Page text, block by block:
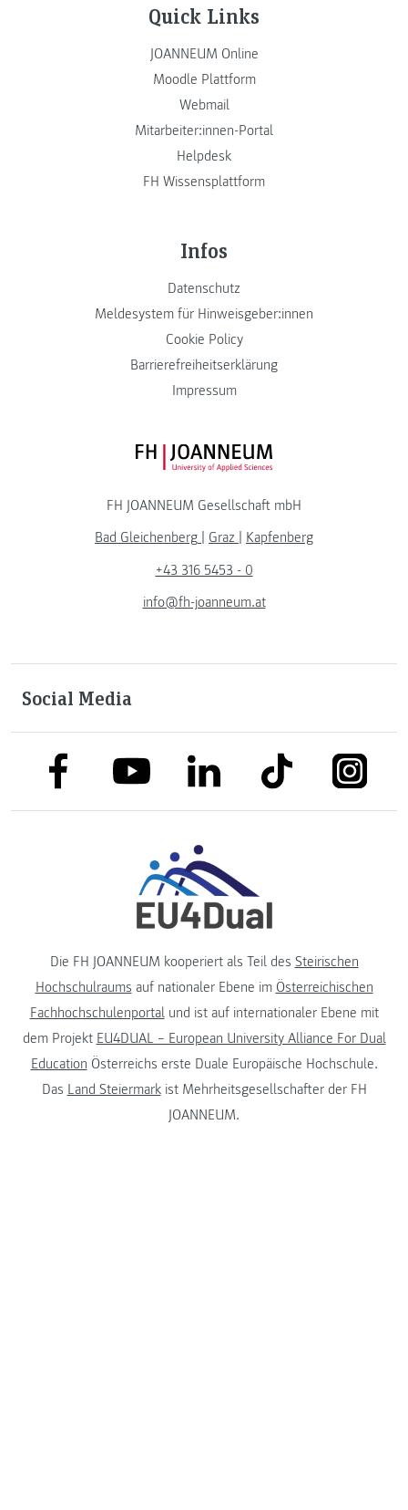
Quick Links
JOANNEUM Online
Moodle Plattform
Webmail
Mitarbeiter:innen-Portal
Helpdesk
FH Wissensplattform
Infos
Datenschutz
Meldesystem für Hinweisgeber:innen
Cookie Policy
Barrierefreiheitserklärung
Impressum
FH JOANNEUM Logo
FH JOANNEUM Gesellschaft mbH
Bad Gleichenberg
Graz
Kapfenberg
+43 316 5453 - 0
info@fh-joanneum.at
Social Media
link to facebooklink to youtubelink to linkedinlink to tiktok
Die FH JOANNEUM kooperiert als Teil des Steirischen
Hochschulraums auf nationaler Ebene im Österreichischen
Fachhochschulenportalund ist auf internationaler Ebene mit
dem Projekt EU4DUAL – European University Alliance For Dual
Education Österreichs erste Duale Europäische Hochschule.
Das Land Steiermarkist Mehrheitsgesellschafter der FH
JOANNEUM.